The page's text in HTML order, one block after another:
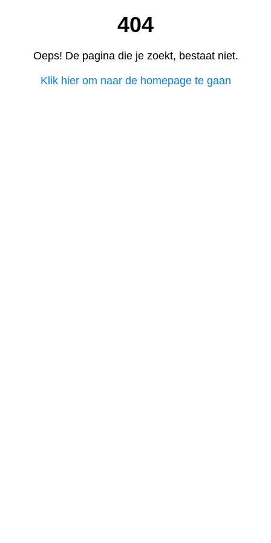
404
Oeps! De pagina die je zoekt, bestaat niet.
Klik hier om naar de homepage te gaan